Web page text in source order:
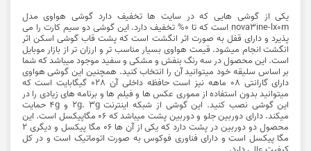
یکی از گوشی هایی که در سایت ها تخفیف دارد گوشی هواوی مدل
nova3ine-lx0m است که تا 0% تخفیف دارد. این گوشی دو سیم کارت را می
پذیرد و دارای قفل به صورت اثر انگشت است که پشت قاب گوشی اسکن اثر
انگشت انجام میشود. قیمت هواوی بسیار مناسب تر و ارزان تر از بازار موبایل
است. این محصول در سه رنگ بنفش و مشکی و سفید موجود میباشد که شما
بر اساس سلیقه خود میتوانید آن را انتخاب کنید. همچنین این گوشی هواوی
دارای گارانتی 08 ماهه نیز است حافظه داخلی آن 028 گیگابایت است که
میتوانید بدون استفاده از مموری عکس ها و فیلم ها و برنامه های زیادی را در
این گوشی نصب کنید. این گوشی از شبکه اینترنت 2g. 3g و 4g حمایت
میکند. دارای دوربین جلو و دوربین پشت میباشد که 06 مگاپیکسل است. این
محصول دو دوربین در پشت دارد که یکی از آن ها 06 مگا پیکسل و دیگری 2
مگا پیکسل است و دارای فناوری فوکوس به صورت اتوماتیک است و در کل
کیفیت عالی دارد.